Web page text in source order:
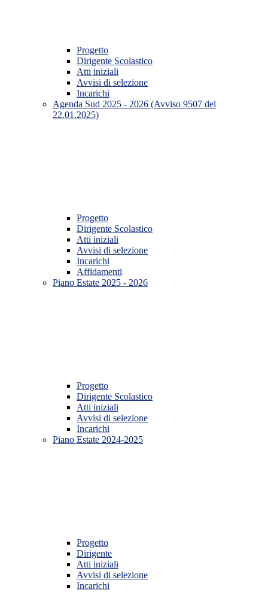
Progetto
Dirigente Scolastico
Atti iniziali
Avvisi di selezione
Incarichi
Agenda Sud 2025 - 2026 (Avviso 9507 del
22.01.2025)
Progetto
Dirigente Scolastico
Atti iniziali
Avvisi di selezione
Incarichi
Affidamenti
Piano Estate 2025 - 2026
Progetto
Dirigente Scolastico
Atti iniziali
Avvisi di selezione
Incarichi
Piano Estate 2024-2025
Progetto
Dirigente
Atti iniziali
Avvisi di selezione
Incarichi